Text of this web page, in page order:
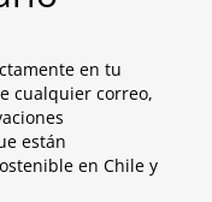
en tu
cualquier correo,
están
en Chile y